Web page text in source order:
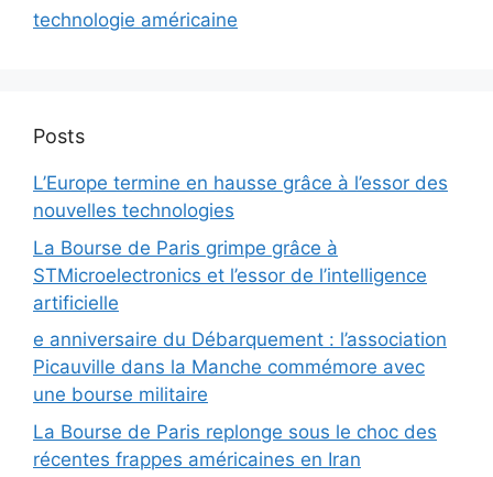
technologie américaine
Posts
L’Europe termine en hausse grâce à l’essor des
nouvelles technologies
La Bourse de Paris grimpe grâce à
STMicroelectronics et l’essor de l’intelligence
artificielle
e anniversaire du Débarquement : l’association
Picauville dans la Manche commémore avec
une bourse militaire
La Bourse de Paris replonge sous le choc des
récentes frappes américaines en Iran